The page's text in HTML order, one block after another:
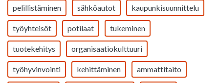
pelillistäminen sähköautot kaupunkisuunnittelu
työyhteisöt potilaat tukeminen
tuotekehitys organisaatiokulttuuri
työhyvinvointi kehittäminen ammattitaito